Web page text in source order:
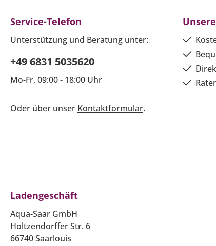
Service-Telefon
Unterstützung und Beratung unter:
+49 6831 5035620
Mo-Fr, 09:00 - 18:00 Uhr
Oder über unser Kontaktformular.
Ladengeschäft
Aqua-Saar GmbH
Holtzendorffer Str. 6
66740 Saarlouis